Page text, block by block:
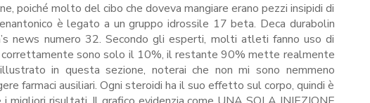
poiché molto del cibo che doveva mangiare erano pezzi insipidi di
è legato a un gruppo idrossile 17 beta. Deca durabolin
news numero 32. Secondo gli esperti, molti atleti fanno uso di
correttamente sono solo il 10%, il restante 90% mette realmente
in questa sezione, noterai che non mi sono nemmeno
farmaci ausiliari. Ogni steroidi ha il suo effetto sul corpo, quindi è